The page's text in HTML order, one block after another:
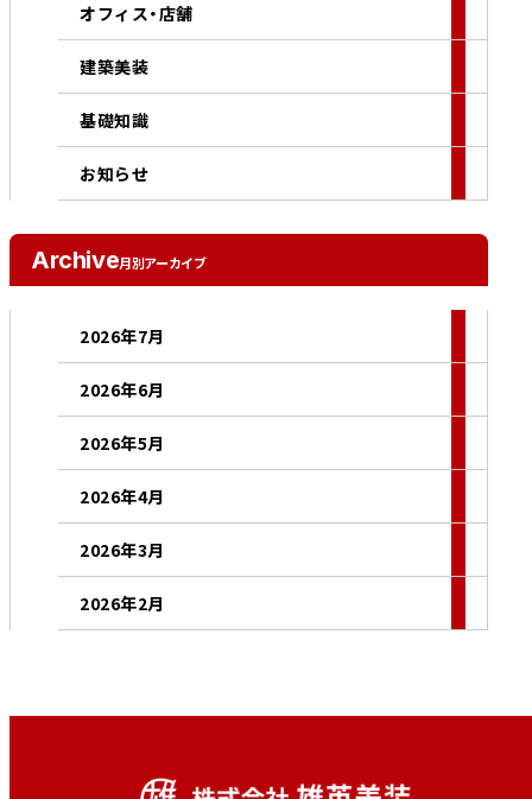
オフィス・店舗
建築美装
基礎知識
お知らせ
Archive月別アーカイブ
2026年7月
2026年6月
2026年5月
2026年4月
2026年3月
2026年2月